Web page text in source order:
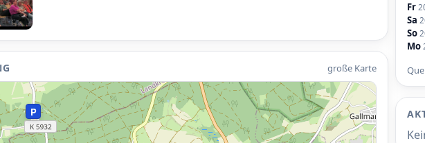
große Karte
P
Fr
Sa
So
Mo